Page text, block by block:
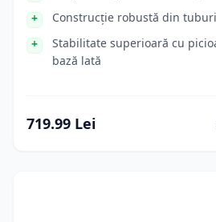
Construcție robustă din
Stabilitate superioară cu
bază lată
719.99 Lei